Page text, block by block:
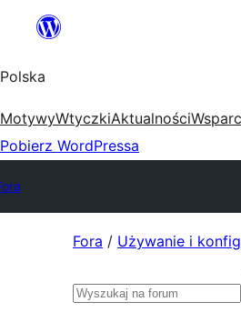
Przejdź
treści
Polska
MotywyWtyczkiAktualności
Pobierz WordPressa
Fora / Używanie i
Szukaj: